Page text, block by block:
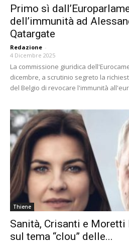
Primo sì
dell’immunità ad
Qatargate
Redazione -
4 Dicembre 2025
La commissione giuridica
dicembre, a scrutinio segreto la
del Belgio di revocare l'immunità
Thiene
Sanità, Crisanti e
sul tema “clou” delle...